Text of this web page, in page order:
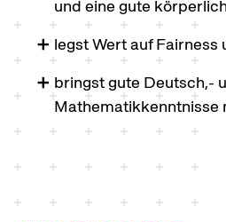
und eine gute
legst Wert auf Fairness
bringst gute Deutsch,-
Mathematikkenntnisse